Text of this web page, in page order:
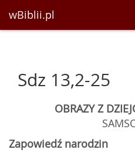
wBiblii.pl
Sdz 13,2-25
OBRAZY Z
Zapowiedź narodzin